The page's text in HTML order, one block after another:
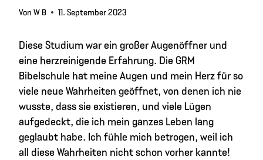
Von W B 11. September 2023
Diese Studium war ein großer Augenöffner und
eine herzreinigende Erfahrung. Die GRM
Bibelschule hat meine Augen und mein Herz für so
viele neue Wahrheiten geöffnet, von denen ich nie
wusste, dass sie existieren, und viele Lügen
aufgedeckt, die ich mein ganzes Leben lang
geglaubt habe. Ich fühle mich betrogen, weil ich
all diese Wahrheiten nicht schon vorher kannte!